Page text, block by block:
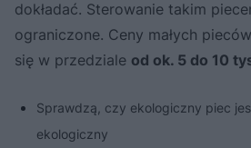
dokładać. Sterowanie takim
ograniczone. Ceny małych
się w przedziale od ok. 5 do 10
Sprawdzą, czy ekologiczny piec
ekologiczny